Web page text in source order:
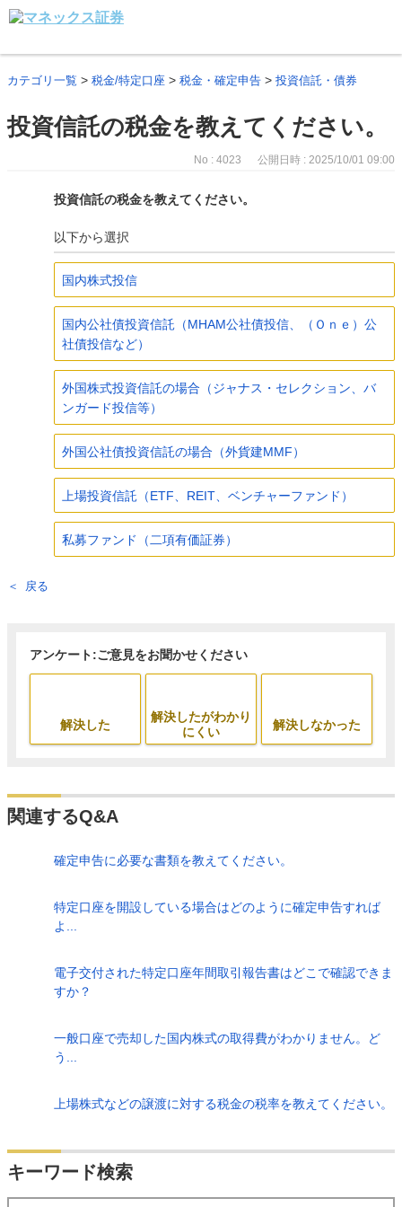
カテゴリ一覧 > 税金/特定口座 > 税金・確定申告 > 投資信託・債券
投資信託の税金を教えてください。
No : 4023 公開日時 : 2025/10/01 09:00
投資信託の税金を教えてください。
以下から選択
国内株式投信
国内公社債投資信託（MHAM公社債投信、（Ｏｎｅ）公
社債投信など）
外国株式投資信託の場合（ジャナス・セレクション、バ
ンガード投信等）
外国公社債投資信託の場合（外貨建MMF）
上場投資信託（ETF、REIT、ベンチャーファンド）
私募ファンド（二項有価証券）
戻る
アンケート:ご意見をお聞かせください
解決した
解決したがわかり
にくい
解決しなかった
関連するQ&A
確定申告に必要な書類を教えてください。
特定口座を開設している場合はどのように確定申告すれば
よ...
電子交付された特定口座年間取引報告書はどこで確認できま
すか？
一般口座で売却した国内株式の取得費がわかりません。ど
う...
上場株式などの譲渡に対する税金の税率を教えてください。
キーワード検索